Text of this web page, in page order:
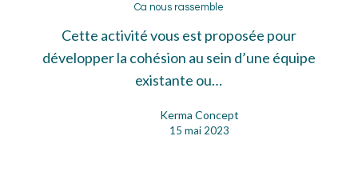
nous
rassemble
Ca nous rassemble
Cette activité vous est proposée pour
développer la cohésion au sein d’une équipe
existante ou…
Kerma Concept
15 mai 2023